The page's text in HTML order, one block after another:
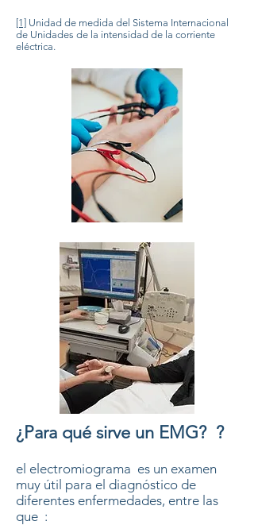
[1] Unidad de medida del Sistema Internacional
de Unidades de la intensidad de la corriente
eléctrica.
¿Para qué sirve un EMG? ?
el electromiograma es un examen
muy útil para el diagnóstico de
diferentes enfermedades, entre las
que :